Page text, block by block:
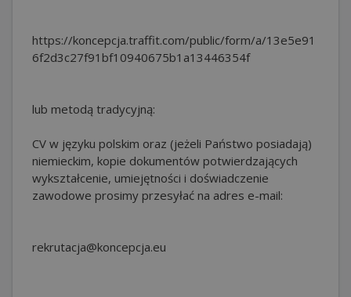
https://koncepcja.traffit.com/public/form/a/13e5e91
6f2d3c27f91bf10940675b1a13446354f
lub metodą tradycyjną:
CV w języku polskim oraz (jeżeli Państwo posiadają)
niemieckim, kopie dokumentów potwierdzających
wykształcenie, umiejętności i doświadczenie
zawodowe prosimy przesyłać na adres e-mail:
rekrutacja@koncepcja.eu